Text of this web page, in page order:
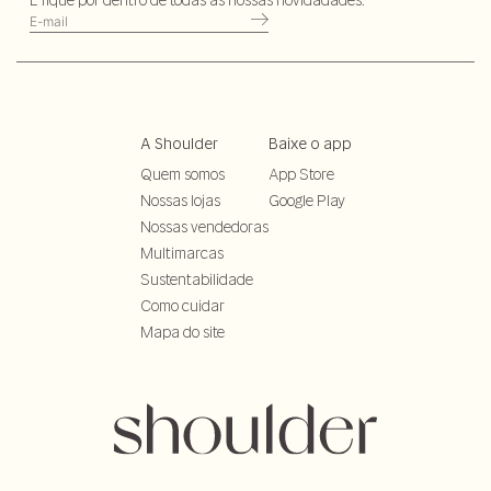
A Shoulder
Quem somos
Nossas lojas
Nossas vendedoras
Multimarcas
Sustentabilidade
Como cuidar
Mapa do site
Baixe o app
App Store
Google Play